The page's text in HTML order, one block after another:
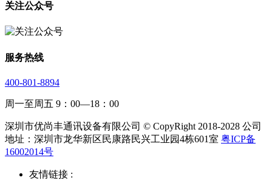
关注公众号
服务热线
400-801-8894
周一至周五 9：00—18：00
深圳市优尚丰通讯设备有限公司 © CopyRight 2018-2028 公司
地址：深圳市龙华新区民康路民兴工业园4栋601室 粤ICP备
16002014号
友情链接 :